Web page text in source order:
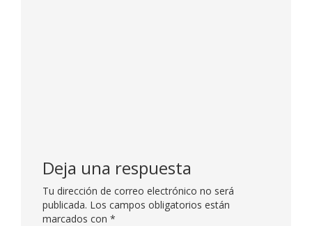
Deja una respuesta
Tu dirección de correo electrónico no será
publicada. Los campos obligatorios están
marcados con *